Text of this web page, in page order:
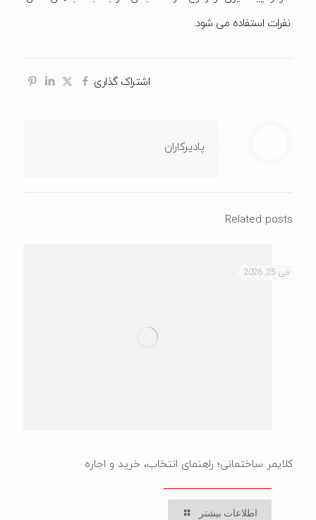
نفرات استفاده می شود.
اشتراک گذاری
پادیرکاران
Related posts
می 25, 2026
کلایمر ساختمانی؛ راهنمای انتخاب، خرید و اجاره
اطلاعات بیشتر